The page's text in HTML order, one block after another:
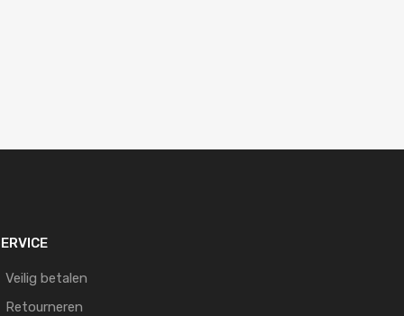
Veilig betalen
Retourneren